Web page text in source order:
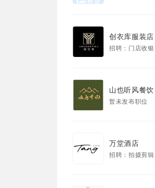
创衣库服装店
招聘：门店收
山也听风餐饮
暂未发布职位
万堂酒店
招聘：拍摄剪